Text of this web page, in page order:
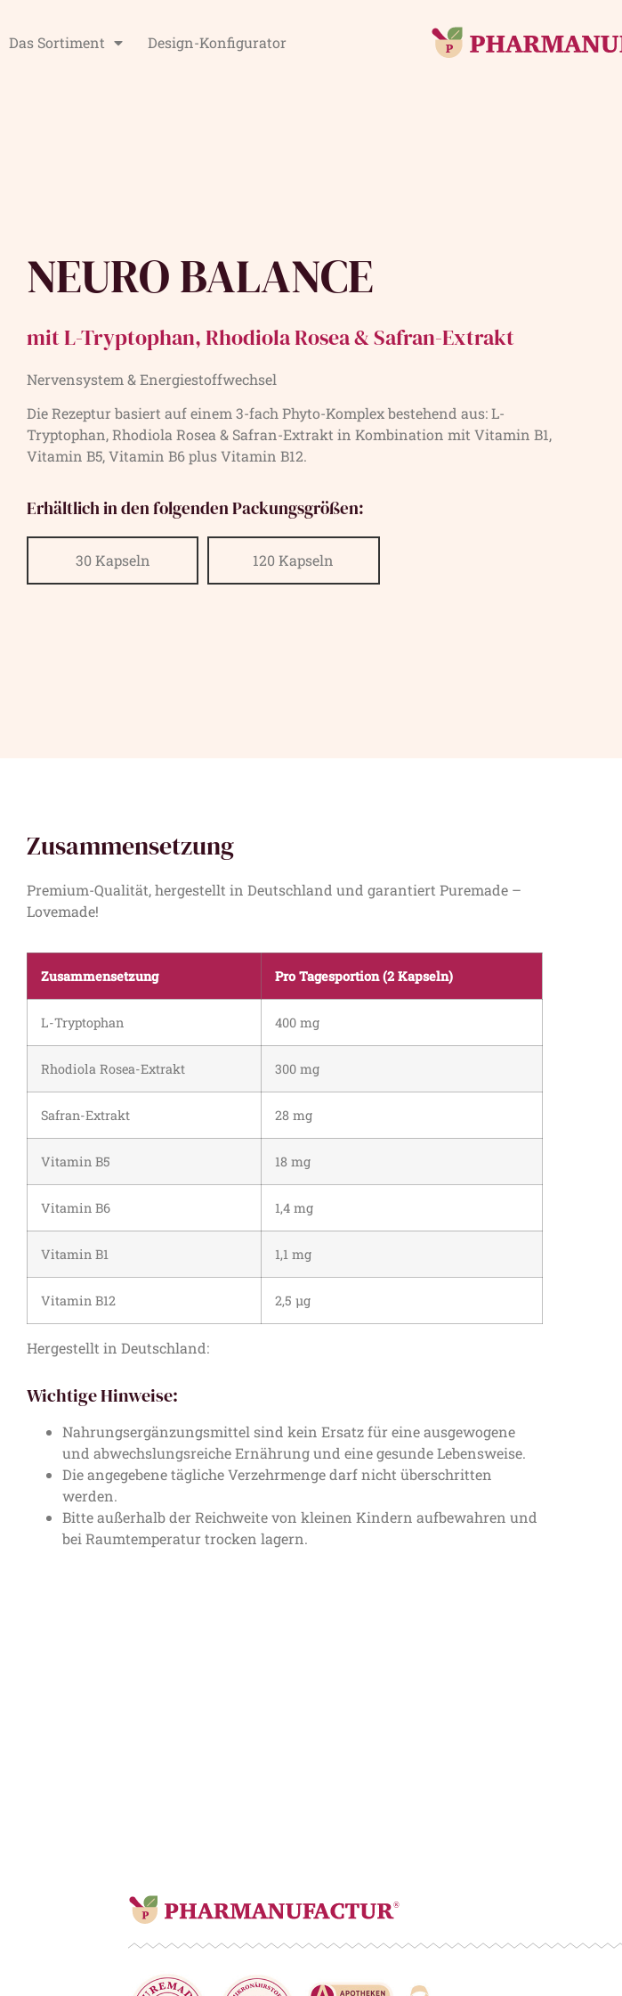
Das Sortiment Design-Konfigurator
NEURO BALANCE
mit L-Tryptophan, Rhodiola Rosea & Safran-Extrakt
Nervensystem & Energiestoffwechsel
Die Rezeptur basiert auf einem 3-fach Phyto-Komplex bestehend aus: L-
Tryptophan, Rhodiola Rosea & Safran-Extrakt in Kombination mit Vitamin B1,
Vitamin B5, Vitamin B6 plus Vitamin B12.
Erhältlich in den folgenden Packungsgrößen:
30 Kapseln 120 Kapseln
Zusammensetzung
Premium-Qualität, hergestellt in Deutschland und garantiert Puremade –
Lovemade!
Zusammensetzung Pro Tagesportion (2 Kapseln)
L-Tryptophan 400 mg
Rhodiola Rosea-Extrakt 300 mg
Safran-Extrakt 28 mg
Vitamin B5 18 mg
Vitamin B6 1,4 mg
Vitamin B1 1,1 mg
Vitamin B12 2,5 µg
Hergestellt in Deutschland:
Wichtige Hinweise:
Nahrungsergänzungsmittel sind kein Ersatz für eine ausgewogene
und abwechslungsreiche Ernährung und eine gesunde Lebensweise.
Die angegebene tägliche Verzehrmenge darf nicht überschritten
werden.
Bitte außerhalb der Reichweite von kleinen Kindern aufbewahren und
bei Raumtemperatur trocken lagern.